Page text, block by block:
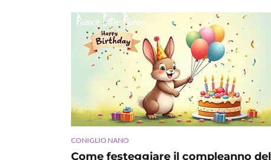
CONIGLIO NANO
Come festeggiare il compleanno del